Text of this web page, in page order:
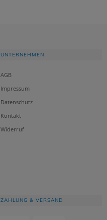
UNTERNEHMEN
AGB
Impressum
Datenschutz
Kontakt
Widerruf
ZAHLUNG & VERSAND